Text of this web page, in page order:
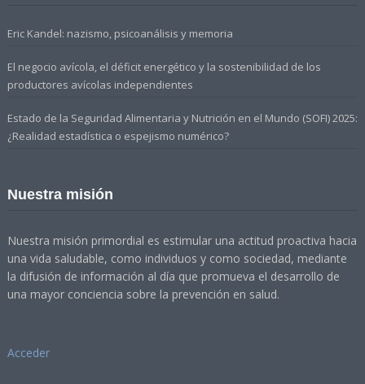
Eric Kandel: nazismo, psicoanálisis y memoria
El negocio avícola, el déficit energético y la sostenibilidad de los
productores avícolas independientes
Estado de la Seguridad Alimentaria y Nutrición en el Mundo (SOFI) 2025:
¿Realidad estadística o espejismo numérico?
Nuestra misión
Nuestra misión primordial es estimular una actitud proactiva hacia
una vida saludable, como individuos y como sociedad, mediante
la difusión de información al día que promueva el desarrollo de
una mayor conciencia sobre la prevención en salud.
Acceder